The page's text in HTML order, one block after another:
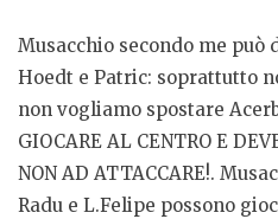
Musacchio secondo me
Hoedt e Patric: soprattutto
non vogliamo spostare
GIOCARE AL CENTRO E
NON AD ATTACCARE!.
Radu e L.Felipe possono